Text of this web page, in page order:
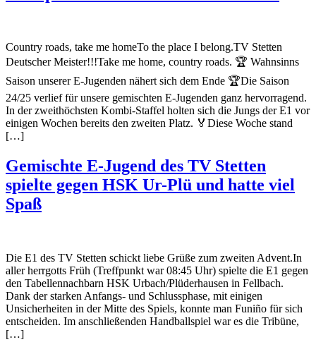
Country roads, take me homeTo the place I belong.TV Stetten
Deutscher Meister!!!Take me home, country roads. 🏆 Wahnsinns
Saison unserer E-Jugenden nähert sich dem Ende 🏆Die Saison
24/25 verlief für unsere gemischten E-Jugenden ganz hervorragend.
In der zweithöchsten Kombi-Staffel holten sich die Jungs der E1 vor
einigen Wochen bereits den zweiten Platz. 🏅Diese Woche stand
[…]
Gemischte E-Jugend des TV Stetten
spielte gegen HSK Ur-Plü und hatte viel
Spaß
Die E1 des TV Stetten schickt liebe Grüße zum zweiten Advent.In
aller herrgotts Früh (Treffpunkt war 08:45 Uhr) spielte die E1 gegen
den Tabellennachbarn HSK Urbach/Plüderhausen in Fellbach.
Dank der starken Anfangs- und Schlussphase, mit einigen
Unsicherheiten in der Mitte des Spiels, konnte man Funiño für sich
entscheiden. Im anschließenden Handballspiel war es die Tribüne,
[…]